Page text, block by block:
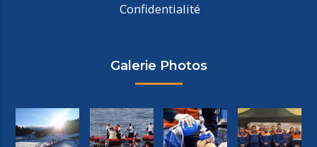
Confidentialité
Galerie Photos